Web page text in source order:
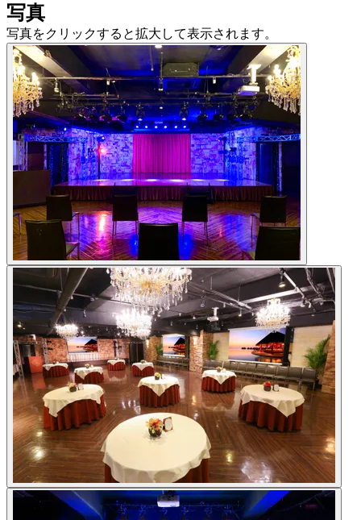
写真
写真をクリックすると拡大して表示されます。